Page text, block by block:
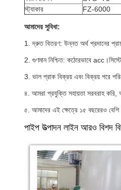
স্ট্যাকার
FZ-6000
আমাদের সুবিধা:
1. দ্রুত বিতরণ: উন্নত অর্থ প্রদানের
2. গুণমান নিশ্চিত: কঠোরভাবে
3. ভাল প্রাক বিক্রয় এবং বিক্রয় পরে
৪. আমরা প্রযুক্তি সহায়তা সরবরাহ করি,
৫. আমাদের এই ক্ষেত্রে ১৫ বছরেরও বেশি
পাইপ উত্পাদন লাইন আরও বিশদ